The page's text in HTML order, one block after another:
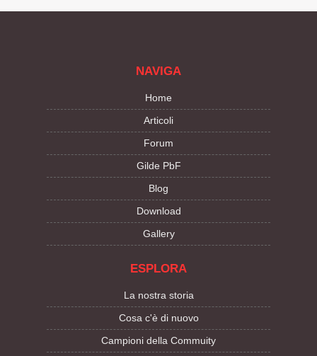
NAVIGA
Home
Articoli
Forum
Gilde PbF
Blog
Download
Gallery
ESPLORA
La nostra storia
Cosa c'è di nuovo
Campioni della Commuity